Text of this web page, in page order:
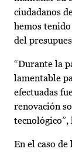
ciudadanos
hemos
del
“Durante la
lamentable
efectuadas
renovación
tecnológico”,
En el caso